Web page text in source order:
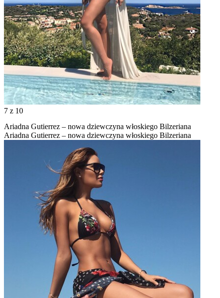
7 z 10
Ariadna Gutierrez – nowa dziewczyna włoskiego Bilzeriana
Ariadna Gutierrez – nowa dziewczyna włoskiego Bilzeriana